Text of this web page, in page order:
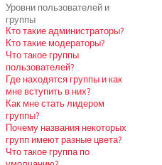
Уровни пользователей и
группы
Кто такие администраторы?
Кто такие модераторы?
Что такое группы
пользователей?
Где находятся группы и как
мне вступить в них?
Как мне стать лидером
группы?
Почему названия некоторых
групп имеют разные цвета?
Что такое группа по